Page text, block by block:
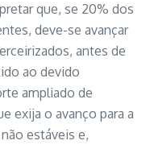
que, se 20% dos
deve-se avançar
antes de
ao devido
ampliado de
exija o avanço para a
estáveis e,